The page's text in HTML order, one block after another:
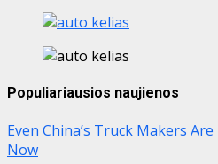
Populiariausios naujienos
Even China’s Truck Makers
Now